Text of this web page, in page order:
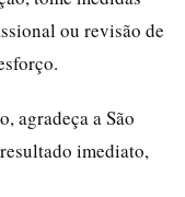
ou revisão de
agradeça a São
imediato,